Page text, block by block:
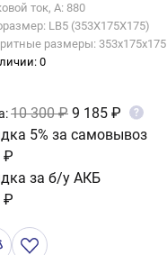
ток, А: 880
LB5 (353X175X175)
размеры: 353x175x175
0
10 300 ₽ 9 185 ₽ ?
5% за самовывоз
₽
за б/у АКБ
₽